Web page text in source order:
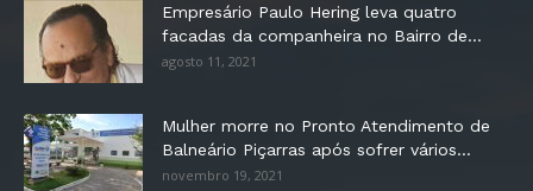
Empresário Paulo Hering leva quatro
facadas da companheira no Bairro de...
agosto 11, 2021
Mulher morre no Pronto Atendimento de
Balneário Piçarras após sofrer vários...
novembro 19, 2021